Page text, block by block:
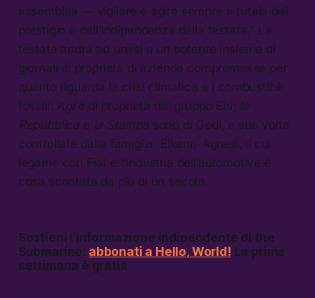
assemblea — vigilare e agire sempre a tutela del
prestigio e dell’indipendenza della testata.” La
testata andrà ad unirsi a un potente insieme di
giornali di proprietà di aziende compromesse per
quanto riguarda la crisi climatica e i combustibili
fossili: Agiè di proprietà del gruppo Eni; la
Repubblica e la Stampa sono di Gedi, a sua volta
controllata dalla famiglia Elkann-Agnelli, il cui
legame con Fiat e l’industria dell’automotive è
cosa scontata da più di un secolo.
Sostieni l’informazione indipendente di the
Submarine: abbonati a Hello, World! La prima
settimana è gratis